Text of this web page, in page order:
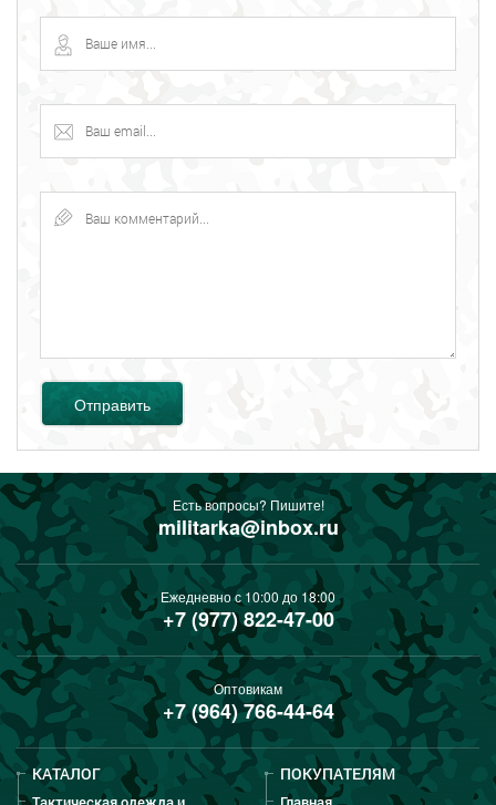
Отправить
Есть вопросы? Пишите!
militarka@inbox.ru
Ежедневно с 10:00 до 18:00
+7 (977) 822-47-00
Оптовикам
+7 (964) 766-44-64
КАТАЛОГ ПОКУПАТЕЛЯМ